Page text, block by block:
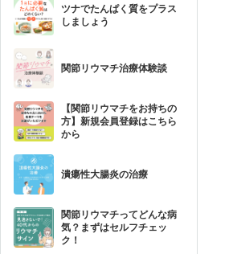
ツナでたんぱく質をプラス
しましょう
関節リウマチ治療体験談
【関節リウマチをお持ちの
方】新規会員登録はこちら
から
潰瘍性大腸炎の治療
関節リウマチってどんな病
気？まずはセルフチェッ
ク！